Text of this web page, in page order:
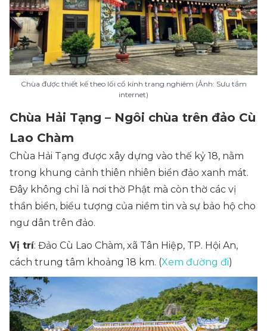
Chùa được thiết kế theo lối cổ kính trang nghiêm (Ảnh: Sưu tầm
internet)
Chùa Hải Tạng – Ngôi chùa trên đảo Cù
Lao Chàm
Chùa Hải Tạng được xây dựng vào thế kỷ 18, nằm
trong khung cảnh thiên nhiên biển đảo xanh mát.
Đây không chỉ là nơi thờ Phật mà còn thờ các vị
thần biển, biểu tượng của niềm tin và sự bảo hộ cho
ngư dân trên đảo.
Vị trí: Đảo Cù Lao Chàm, xã Tân Hiệp, TP. Hội An,
cách trung tâm khoảng 18 km. (Xem đường đi)